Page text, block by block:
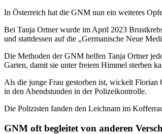
In Österreich hat die GNM nun ein weiteres
Bei Tanja Ortner wurde im April 2023
und stattdessen auf die „Germanische Neue
Die Methoden der GNM helfen Tanja Ortner
Garten, damit sie unter freiem Himmel sterben
Als die junge Frau gestorben ist, wickelt
in den Abendstunden in der Polizeikontrolle.
Die Polizisten fanden den Leichnam im
GNM oft begleitet von anderen